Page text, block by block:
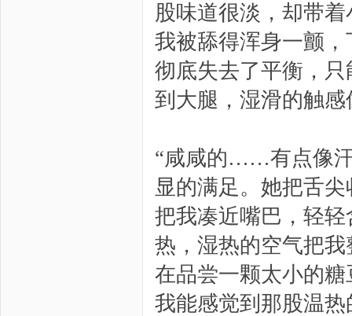
股味道很淡，却带
我被舔得浑身一颤
彻底失去了平衡，
到大腿，湿滑的触
“咸咸的……有点像
显的满足。她把舌
把我凑近嘴巴，轻
热，湿热的空气把
在品尝一颗太小的
我能感觉到那股温